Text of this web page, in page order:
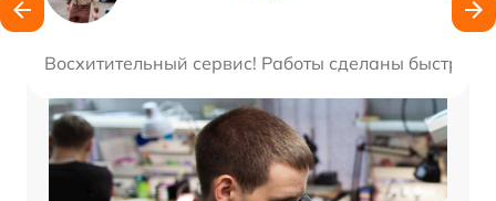
Восхитительный сервис! Работы сделаны быстро